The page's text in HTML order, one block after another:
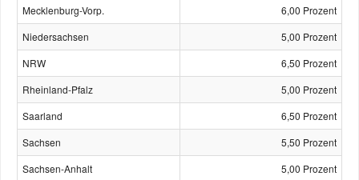
Mecklenburg-Vorp.
6,00 Prozent
Niedersachsen
5,00 Prozent
NRW
6,50 Prozent
Rheinland-Pfalz
5,00 Prozent
Saarland
6,50 Prozent
Sachsen
5,50 Prozent
Sachsen-Anhalt
5,00 Prozent